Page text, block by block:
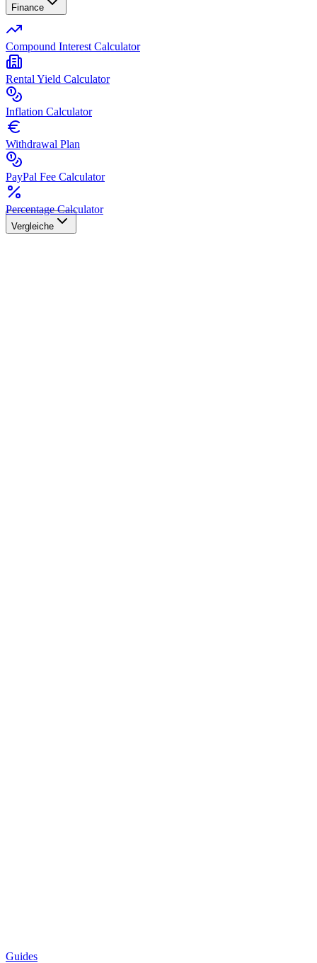
Finance
Compound Interest Calculator
Rental Yield Calculator
Inflation Calculator
Withdrawal Plan
PayPal Fee Calculator
Percentage Calculator
Vergleiche
Guides